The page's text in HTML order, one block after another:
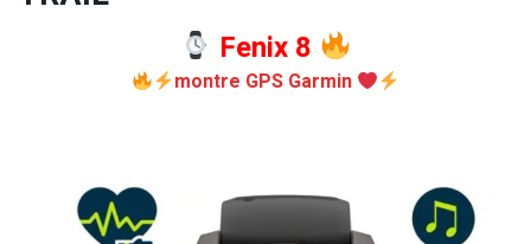
Fenix 8
montre GPS Garmin